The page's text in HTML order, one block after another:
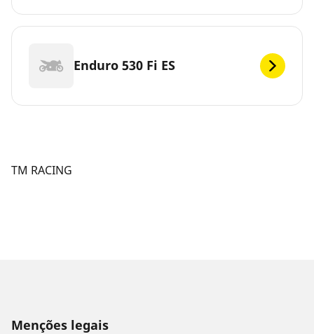
Enduro 530 Fi ES
TM RACING
Menções legais